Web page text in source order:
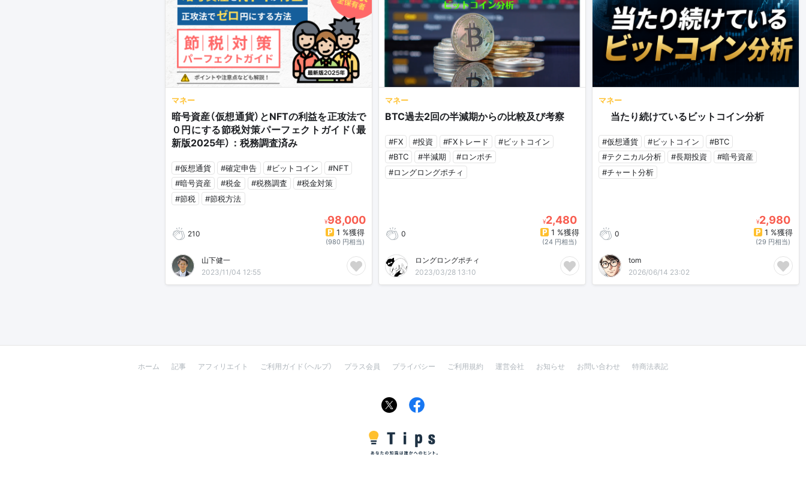
マネー
暗号資産（仮想通貨）とNFTの利益を正攻法で
０円にする節税対策パーフェクトガイド（最
新版2025年）：税務調査済み
#仮想通貨 #確定申告 #ビットコイン
#NFT
#暗号資産
#税金 #税務調査
#税金対策
#節税
#節税方法
210
¥98,000
1 %獲得
(980 円相当)
山下健一
2023/11/04 12:55
マネー
BTC過去2回の半減期からの比較及び考察
#FX #投資 #FXトレード
#ビットコイン
#BTC
#半減期
#ロンポチ
#ロングロングポチィ
0
¥2,480
1 %獲得
(24 円相当)
ロングロングポチィ
2023/03/28 13:10
マネー
📊当たり続けているビットコイン分析
#仮想通貨 #ビットコイン
#BTC
#テクニカル分析
#長期投資
#暗号資産
#チャート分析
0
¥2,980
1 %獲得
(29 円相当)
tom
2026/06/14 23:02
ホーム 記事 アフィリエイト ご利用ガイド（ヘルプ） プラス会員 プライバシー ご利用規約 運営会社 お知らせ お問い合わせ 特商法表記